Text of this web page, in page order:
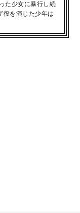
た少女に暴行し続
役を演じた少年は